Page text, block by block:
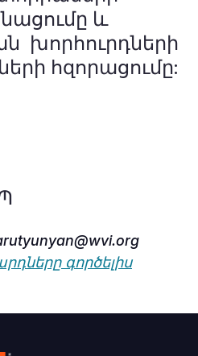
և
խորհուրդների
հզորացումը:
գործելիս